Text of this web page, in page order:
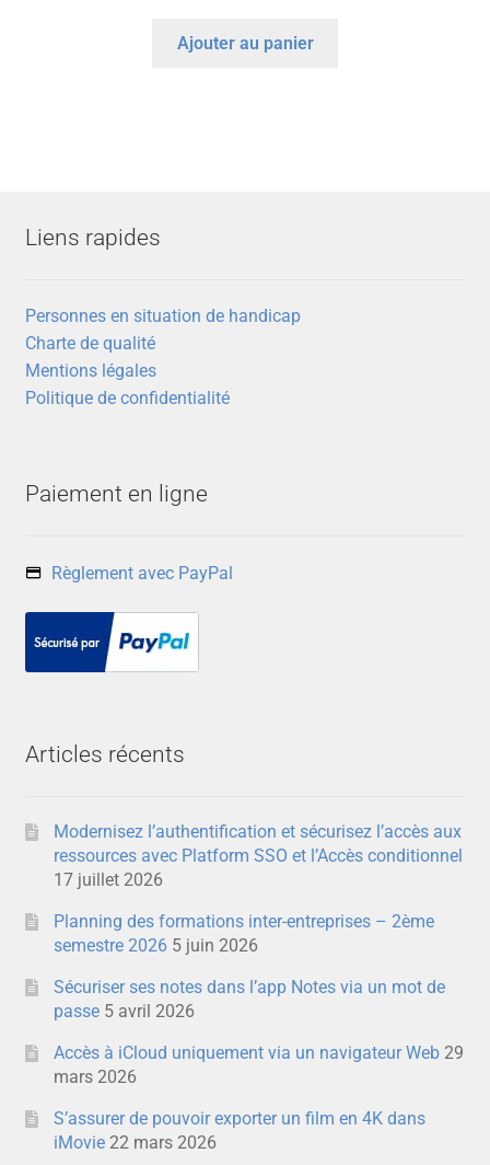
Ajouter au panier
Liens rapides
Personnes en situation de handicap
Charte de qualité
Mentions légales
Politique de confidentialité
Paiement en ligne
Règlement avec PayPal
Articles récents
Modernisez l’authentification et sécurisez l’accès aux
ressources avec Platform SSO et l’Accès conditionnel
17 juillet 2026
Planning des formations inter-entreprises – 2ème
semestre 2026 5 juin 2026
Sécuriser ses notes dans l’app Notes via un mot de
passe 5 avril 2026
Accès à iCloud uniquement via un navigateur Web 29
mars 2026
S’assurer de pouvoir exporter un film en 4K dans
iMovie 22 mars 2026